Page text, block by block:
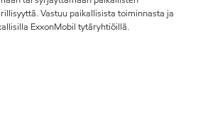
Vastuu paikallisista toiminnasta ja
ExxonMobil tytäryhtiöillä.